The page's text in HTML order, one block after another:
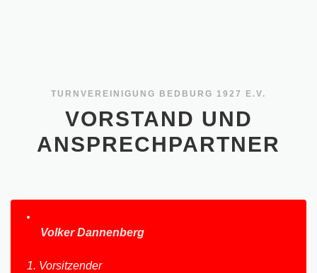
TURNVEREINIGUNG BEDBURG 1927 E.V.
VORSTAND UND
ANSPRECHPARTNER
Volker Dannenberg
1. Vorsitzender